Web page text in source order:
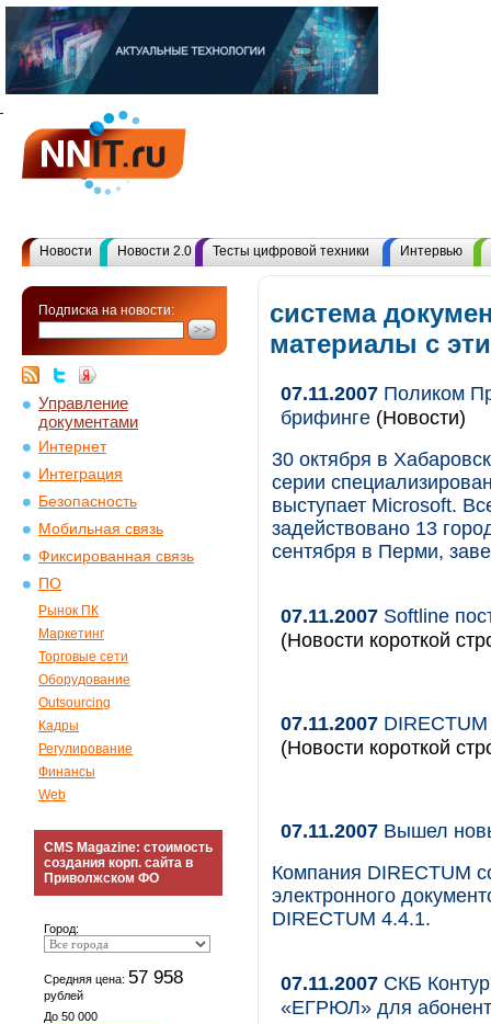
Новости Новости 2.0 Тесты цифровой техники Интервью
Подписка на новости:
Управление
документами
Интернет
Интеграция
Безопасность
Мобильная связь
Фиксированная связь
ПО
Рынок ПК
Маркетинг
Торговые сети
Оборудование
Outsourcing
Кадры
Регулирование
Финансы
Web
CMS Magazine: стоимость
создания корп. сайта в
Приволжском ФО
Город:
Средняя цена: 57 958
рублей
До 50 000
система
материалы с
07.11.2007 Поликом
брифинге (Новости)
30 октября в
серии
выступает Microsoft.
задействовано 13
сентября в Перми,
07.11.2007 Softline
(Новости короткой
07.11.2007
(Новости короткой
07.11.2007 Вышел
Компания DIRECTUM
электронного
DIRECTUM 4.4.1.
07.11.2007 СКБ
«ЕГРЮЛ» для